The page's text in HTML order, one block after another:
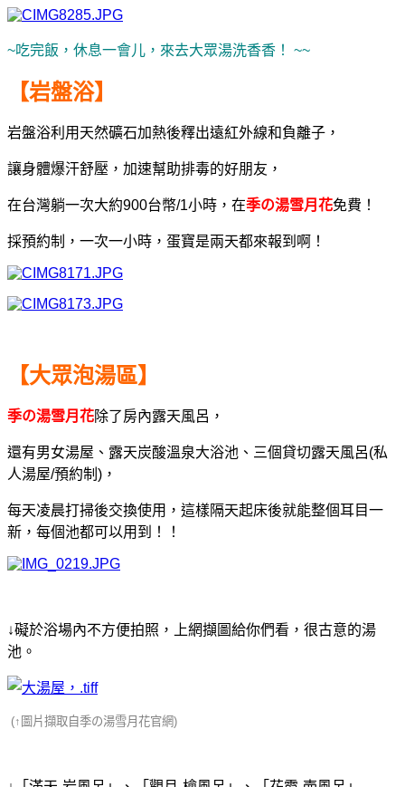
~吃完飯，休息一會儿，來去大眾湯洗香香！ ~~
【岩盤浴】
岩盤浴利用天然礦石加熱後釋出遠紅外線和負離子，
讓身體爆汗舒壓，加速幫助排毒的好朋友，
在台灣躺一次大約900台幣/1小時，在季の湯雪月花免費！
採預約制，一次一小時，蛋寶是兩天都來報到啊！
【大眾泡湯區】
季の湯雪月花除了房內露天風呂，
還有男女湯屋、露天炭酸溫泉大浴池、三個貸切露天風呂(私
人湯屋/預約制)，
每天凌晨打掃後交換使用， 這樣隔天起床後就能整個耳目一
新，每個池都可以用到！！
↓礙於浴場內不方便拍照，上網擷圖給你們看，很古意的湯
池。
(↑圖片擷取自季の湯雪月花官網)